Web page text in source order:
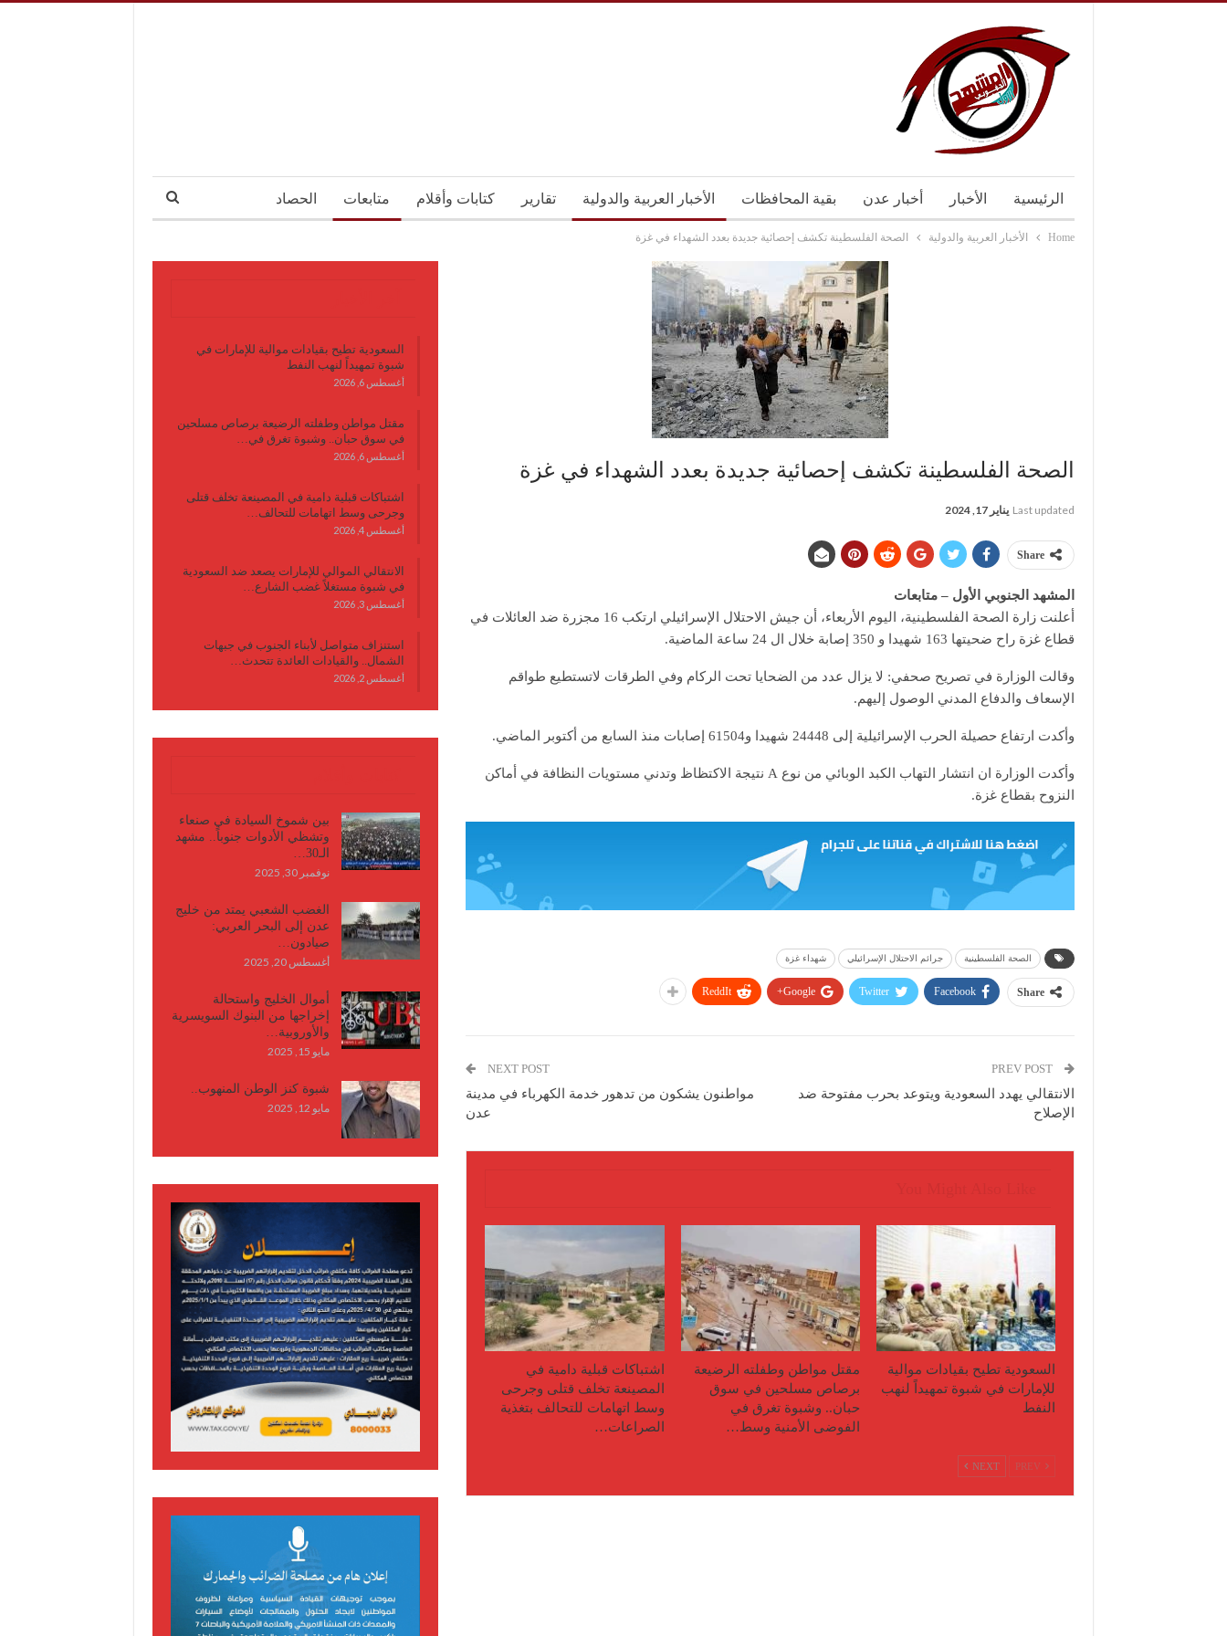
الرئيسية الأخبار أخبار عدن بقية المحافظات الأخبار العربية والدولية تقارير كتابات وأقلام متابعات الحصاد
Home الأخبار العربية والدولية الصحة الفلسطينة تكشف إحصائية جديدة بعدد الشهداء في غزة
الصحة الفلسطينة تكشف إحصائية جديدة بعدد الشهداء في غزة
Last updated يناير 17, 2024
Share
المشهد الجنوبي الأول – متابعات
أعلنت زارة الصحة الفلسطينية، اليوم الأربعاء، أن جيش الاحتلال الإسرائيلي ارتكب 16 مجزرة ضد العائلات في
قطاع غزة راح ضحيتها 163 شهيدا و 350 إصابة خلال ال 24 ساعة الماضية.
وقالت الوزارة في تصريح صحفي: لا يزال عدد من الضحايا تحت الركام وفي الطرقات لاتستطيع طواقم
الإسعاف والدفاع المدني الوصول إليهم.
وأكدت ارتفاع حصيلة الحرب الإسرائيلية إلى 24448 شهيدا و61504 إصابات منذ السابع من أكتوبر الماضي.
وأكدت الوزارة ان انتشار التهاب الكبد الوبائي من نوع A نتيجة الاكتظاظ وتدني مستويات النظافة في أماكن
النزوح بقطاع غزة.
الصحة الفلسطينية جرائم الاحتلال الإسرائيلي شهداء غزة
Share
Facebook
Twitter
Google+
ReddIt
الانتقالي يهدد السعودية ويتوعد بحرب مفتوحة ضد
الإصلاح
NEXT POST
مواطنون يشكون من تدهور خدمة الكهرباء في مدينة
عدن
السعودية تطيح بقيادات موالية
للإمارات في شبوة تمهيداً لنهب
النفط
مقتل مواطن وطفلته الرضيعة
برصاص مسلحين في سوق
حبان.. وشبوة تغرق في
الفوضى الأمنية وسط…
اشتباكات قبلية دامية في
المصينعة تخلف قتلى وجرحى
وسط اتهامات للتحالف بتغذية
الصراعات…
NEXT
السعودية تطيح بقيادات موالية للإمارات في
شبوة تمهيداً لنهب النفط
أغسطس 6, 2026
مقتل مواطن وطفلته الرضيعة برصاص مسلحين
في سوق حبان.. وشبوة تغرق في…
أغسطس 6, 2026
اشتباكات قبلية دامية في المصينعة تخلف قتلى
وجرحى وسط اتهامات للتحالف…
أغسطس 4, 2026
الانتقالي الموالي للإمارات يصعد ضد السعودية
في شبوة مستغلاً غضب الشارع…
أغسطس 3, 2026
استنزاف متواصل لأبناء الجنوب في جبهات
الشمال.. والقيادات العائدة تتحدث…
أغسطس 2, 2026
بين شموخ السيادة في صنعاء
وتشظي الأدوات جنوباً.. مشهد
الـ30…
نوفمبر 30, 2025
الغضب الشعبي يمتد من خليج
عدن إلى البحر العربي:
صيادون…
أغسطس 20, 2025
أموال الخليج واستحالة
إخراجها من البنوك السويسرية
والأوروبية…
مايو 15, 2025
شبوة كنز الوطن المنهوب..
مايو 12, 2025